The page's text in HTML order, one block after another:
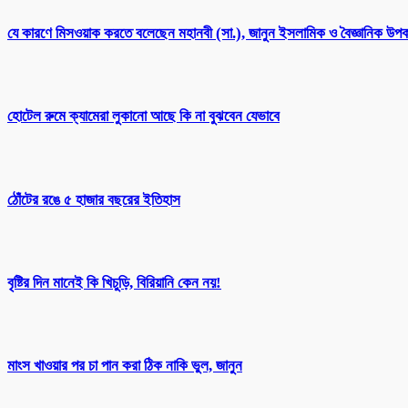
যে কারণে মিসওয়াক করতে বলেছেন মহানবী (সা.), জানুন ইসলামিক ও বৈজ্ঞানিক
হোটেল রুমে ক্যামেরা লুকানো আছে কি না বুঝবেন যেভাবে
ঠোঁটের রঙে ৫ হাজার বছরের ইতিহাস
বৃষ্টির দিন মানেই কি খিচুড়ি, বিরিয়ানি কেন নয়!
মাংস খাওয়ার পর চা পান করা ঠিক নাকি ভুল, জানুন